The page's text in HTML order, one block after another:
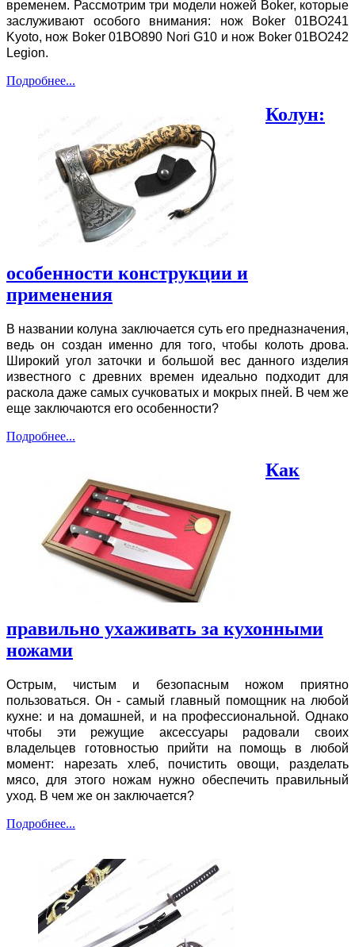
временем. Рассмотрим три модели ножей Boker, которые
заслуживают особого внимания: нож Boker 01BO241
Kyoto, нож Boker 01BO890 Nori G10 и нож Boker 01BO242
Legion.
Подробнее...
Колун:
особенности конструкции и
применения
В названии колуна заключается суть его предназначения,
ведь он создан именно для того, чтобы колоть дрова.
Широкий угол заточки и большой вес данного изделия
известного с древних времен идеально подходит для
раскола даже самых сучковатых и мокрых пней. В чем же
еще заключаются его особенности?
Подробнее...
Как
правильно ухаживать за кухонными
ножами
Острым, чистым и безопасным ножом приятно
пользоваться. Он - самый главный помощник на любой
кухне: и на домашней, и на профессиональной. Однако
чтобы эти режущие аксессуары радовали своих
владельцев готовностью прийти на помощь в любой
момент: нарезать хлеб, почистить овощи, разделать
мясо, для этого ножам нужно обеспечить правильный
уход. В чем же он заключается?
Подробнее...